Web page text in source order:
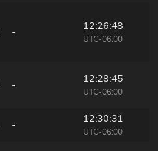
-
12:26:48
UTC-06:00
-
12:28:45
UTC-06:00
-
12:30:31
UTC-06:00